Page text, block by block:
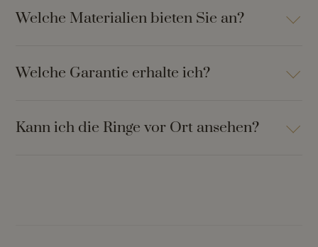
Welche Materialien bieten Sie an?
Welche Garantie erhalte ich?
Kann ich die Ringe vor Ort ansehen?